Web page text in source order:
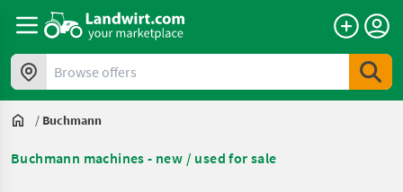
Browse offers
/ Buchmann
Buchmann machines - new / used for sale